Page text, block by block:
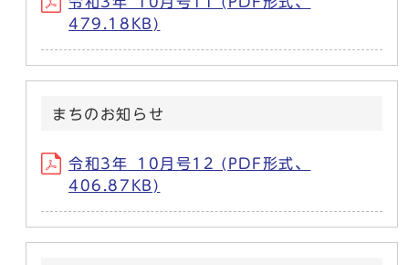
479.18KB)
まちのお知らせ
令和3年_10月号12 (PDF形式、
406.87KB)